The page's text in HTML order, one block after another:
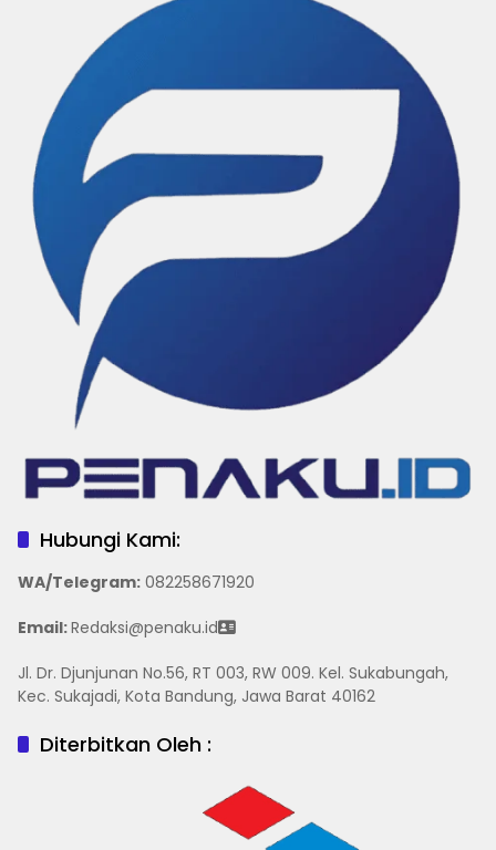
Hubungi Kami:
WA/Telegram: 082258671920
Email:Redaksi@penaku.id
Jl. Dr. Djunjunan No.56, RT 003, RW 009. Kel. Sukabungah,
Kec. Sukajadi, Kota Bandung, Jawa Barat 40162
Diterbitkan Oleh :